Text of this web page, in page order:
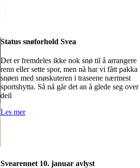
Status snøforhold Svea
Det er fremdeles ikke nok snø til å arrangere
renn eller sette spor, men nå har vi fått pakka
snøen med snøskuteren i traseene nærmest
sportshytta. Så nå går det an å glede seg over
deil
Les mer
Svearennet 10. januar avlyst